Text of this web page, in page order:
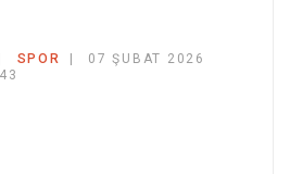
SPOR
07 ŞUBAT 2026